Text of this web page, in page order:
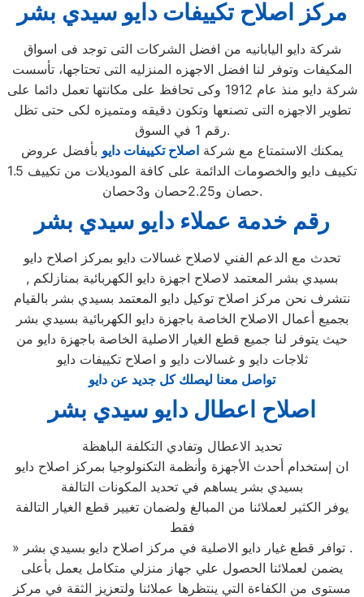
مركز اصلاح تكييفات دايو سيدي بشر
شركة دايو اليابانيه من افضل الشركات التى توجد فى اسواق
المكيفات وتوفر لنا افضل الاجهزه المنزليه التى تحتاجها، تأسست
شركة دايو منذ عام 1912 وكى تحافظ على مكانتها تعمل دائما على
تطوير الاجهزه التى تصنعها وتكون دقيقه ومتميزه لكى حتى تظل
رقم 1 في السوق.
يمكنك الاستمتاع مع شركة اصلاح تكييفات دايو بأفضل عروض
تكييف دايو والخصومات الدائمة على كافة الموديلات من تكييف 1.5
حصان و2.25حصان و3حصان.
رقم خدمة عملاء دايو سيدي بشر
تحدث مع الدعم الفني لاصلاح غسالات دايو بمركز اصلاح دايو
بسيدي بشر المعتمد لاصلاح اجهزة دايو الكهربائية بمنازلكم ,
نتشرف نحن مركز اصلاح توكيل دايو المعتمد بسيدي بشر بالقيام
بجميع أعمال الاصلاح الخاصة باجهزة دايو الكهربائية بسيدي بشر
حيث يتوفر لنا جميع قطع الغيار الاصلية الخاصة باجهزة دايو من
ثلاجات دايو و غسالات دايو و اصلاح تكييفات دايو
تواصل معنا ليصلك كل جديد عن دايو
اصلاح اعطال دايو سيدي بشر
تحديد الاعطال وتفادي التكلفة الباهظة
ان إستخدام أحدث الأجهزة وأنظمة التكنولوجيا بمركز اصلاح دايو
بسيدي بشر يساهم في تحديد المكونات التالفة
يوفر الكثير لعملائنا من المبالغ ولضمان تغيير قطع الغيار التالفة
فقط
» توافر قطع غيار دايو الاصلية في مركز اصلاح دايو بسيدي بشر .
يضمن لعملائنا الحصول علي جهاز منزلي متكامل يعمل بأعلى
مستوى من الكفاءة التي ينتظرها عملائنا ولتعزيز الثقة في مركز